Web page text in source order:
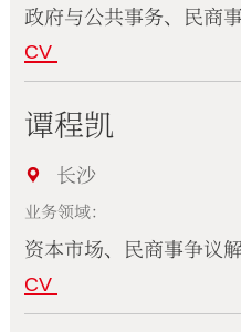
政府与公共事务、民商
CV
谭程凯
长沙
业务领域：
资本市场、民商事争议
CV